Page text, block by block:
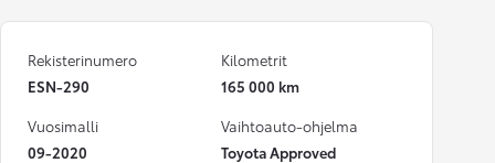
Rekisterinumero
ESN-290
Kilometrit
165 000 km
Vuosimalli
09-2020
Vaihtoauto-ohjelma
Toyota Approved